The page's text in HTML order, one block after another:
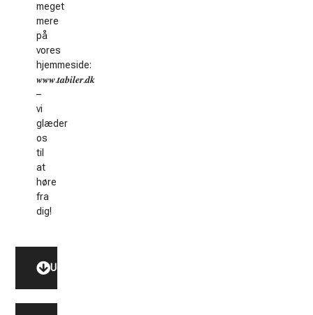
meget
mere
på
vores
hjemmeside:
𝒘𝒘𝒘.𝒕𝒂𝒃𝒊𝒍𝒆𝒓.𝒅𝒌
–
vi
glæder
os
til
at
høre
fra
dig!
Udstyr